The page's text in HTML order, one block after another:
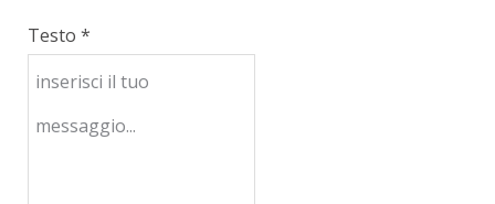
Testo *